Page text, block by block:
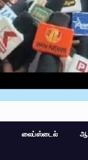
லைப்ஸ்டைல்